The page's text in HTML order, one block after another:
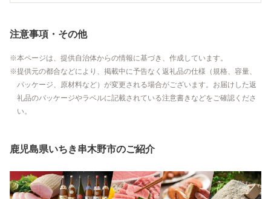
注意事項・その他
本ページは、提供自治体からの情報に基づき、作成しています。
提供元の都合などにより、掲載中に予告なく返礼品の仕様（規格、容量、
パッケージ、原材料など）が変更される場合がございます。お届けした返
礼品のパッケージやラベルに記載されている注意書きなどをご確認くださ
い。
鹿児島県いちき串木野市のご紹介